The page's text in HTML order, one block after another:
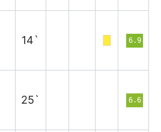
14` 6.9
25` 6.6